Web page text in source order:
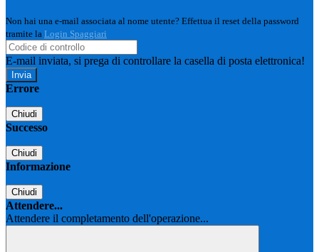
Non hai una e-mail associata al nome utente? Effettua il reset della password
tramite la Login Spaggiari
E-mail inviata, si prega di controllare la casella di posta elettronica!
Errore
Chiudi
Successo
Chiudi
Informazione
Chiudi
Attendere...
Attendere il completamento dell'operazione...